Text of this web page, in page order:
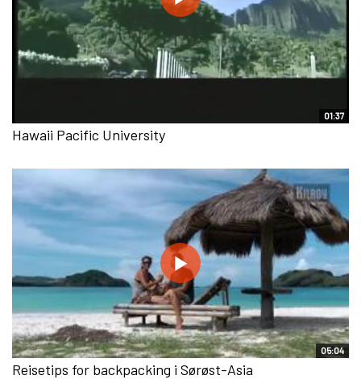
01:37
Hawaii Pacific University
05:04
Reisetips for backpacking i Sørøst-Asia